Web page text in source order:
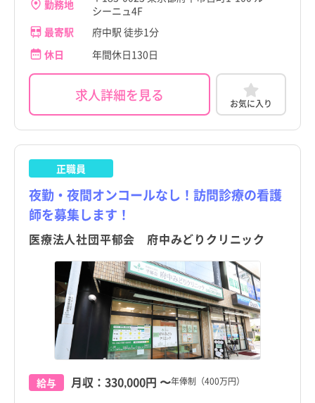
勤務地
シーニュ4F
最寄駅
府中駅 徒歩1分
休日
年間休日130日
求人詳細を見る お気に入り
正職員
夜勤・夜間オンコールなし！訪問診療の看護
師を募集します！
医療法人社団平郁会 府中みどりクリニック
給与 月収： 330,000円 〜年俸制（400万円）